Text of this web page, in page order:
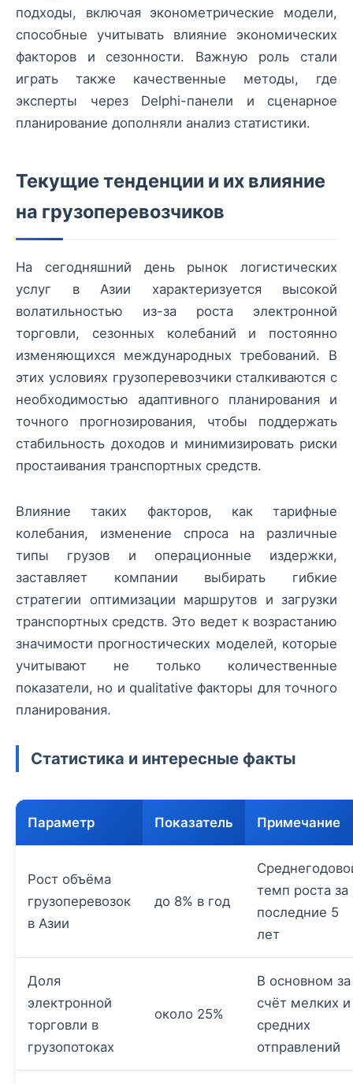
подходы, включая эконометрические модели,
способные учитывать влияние экономических
факторов и сезонности. Важную роль стали
играть также качественные методы, где
эксперты через Delphi-панели и сценарное
планирование дополняли анализ статистики.
Текущие тенденции и их влияние
на грузоперевозчиков
На сегодняшний день рынок логистических
услуг в Азии характеризуется высокой
волатильностью из-за роста электронной
торговли, сезонных колебаний и постоянно
изменяющихся международных требований. В
этих условиях грузоперевозчики сталкиваются с
необходимостью адаптивного планирования и
точного прогнозирования, чтобы поддержать
стабильность доходов и минимизировать риски
простаивания транспортных средств.
Влияние таких факторов, как тарифные
колебания, изменение спроса на различные
типы грузов и операционные издержки,
заставляет компании выбирать гибкие
стратегии оптимизации маршрутов и загрузки
транспортных средств. Это ведет к возрастанию
значимости прогностических моделей, которые
учитывают не только количественные
показатели, но и qualitative факторы для точного
планирования.
Статистика и интересные факты
Параметр Показатель Примечание
Рост объёма
грузоперевозок
в Азии
до 8% в год
темп роста за
последние 5
лет
Доля
электронной
торговли в
грузопотоках
около 25%
В основном за
счёт мелких и
средних
отправлений